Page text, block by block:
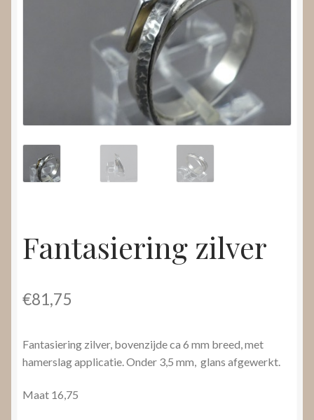
Submenu
uitvouwen
Fantasiering zilver
€81,75
Fantasiering zilver, bovenzijde ca 6 mm breed, met
hamerslag applicatie. Onder 3,5 mm, glans afgewerkt.
Maat 16,75